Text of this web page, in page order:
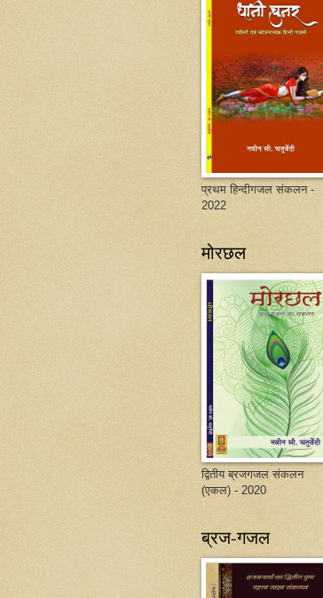
प्रथम हिन्दीगजल संकलन -
2022
मोरछल
द्वितीय ब्रजगजल संकलन
(एकल) - 2020
ब्रज-गजल